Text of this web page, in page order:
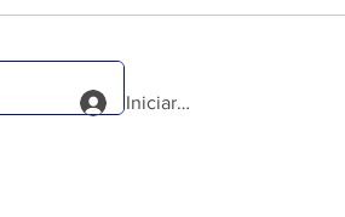
Iniciar sesión